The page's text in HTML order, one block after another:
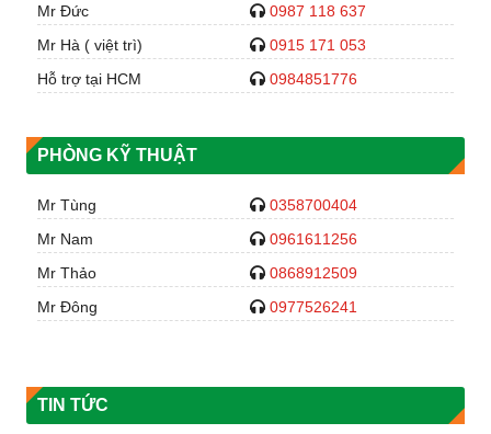
Mr Đức
0987 118 637
Mr Hà ( việt trì)
0915 171 053
Hỗ trợ tại HCM
0984851776
PHÒNG KỸ THUẬT
Mr Tùng
0358700404
Mr Nam
0961611256
Mr Thảo
0868912509
Mr Đông
0977526241
TIN TỨC